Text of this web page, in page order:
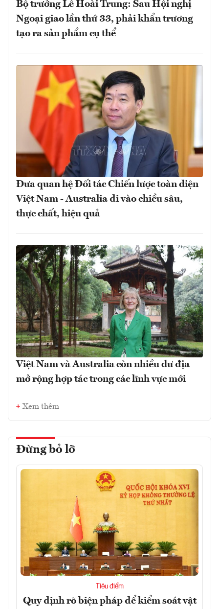
Bộ trưởng Lê Hoài Trung: Sau Hội nghị
Ngoại giao lần thứ 33, phải khẩn trương
tạo ra sản phẩm cụ thể
Đưa quan hệ Đối tác Chiến lược toàn diện
Việt Nam - Australia đi vào chiều sâu,
thực chất, hiệu quả
Việt Nam và Australia còn nhiều dư địa
mở rộng hợp tác trong các lĩnh vực mới
Xem thêm
Đừng bỏ lỡ
Tiêu điểm
Quy định rõ biện pháp để kiểm soát vật